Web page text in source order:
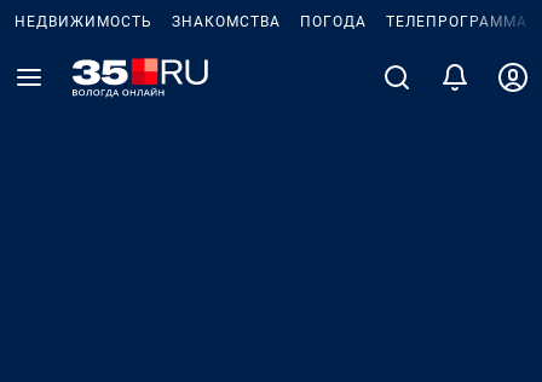
НЕДВИЖИМОСТЬ ЗНАКОМСТВА ПОГОДА ТЕЛЕПРОГРАММА